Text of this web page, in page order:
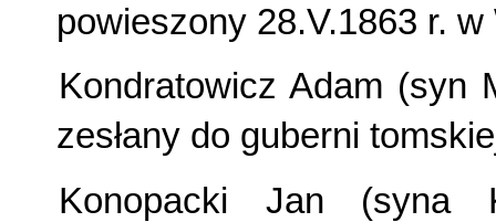
powieszony 28.V.1863 r. w
Kondratowicz Adam (syn
zesłany do guberni
Konopacki Jan (syna